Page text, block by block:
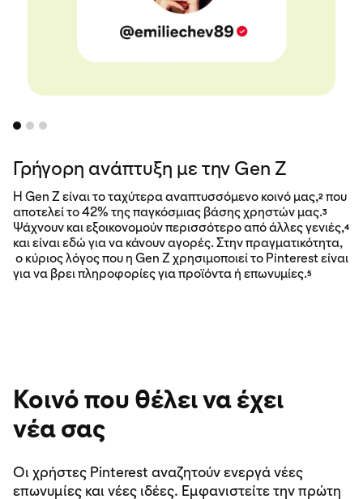
Γρήγορη ανάπτυξη με την Gen Z
Η Gen Z είναι το ταχύτερα αναπτυσσόμενο κοινό μας,2 που
αποτελεί το 42% της παγκόσμιας βάσης χρηστών μας.3
Ψάχνουν και εξοικονομούν περισσότερο από άλλες γενιές,4
και είναι εδώ για να κάνουν αγορές. Στην πραγματικότητα,
ο κύριος λόγος που η Gen Z χρησιμοποιεί το Pinterest είναι
για να βρει πληροφορίες για προϊόντα ή επωνυμίες.5
Κοινό που θέλει να έχει
νέα σας
Οι χρήστες Pinterest αναζητούν ενεργά νέες
επωνυμίες και νέες ιδέες. Εμφανιστείτε την πρώτη